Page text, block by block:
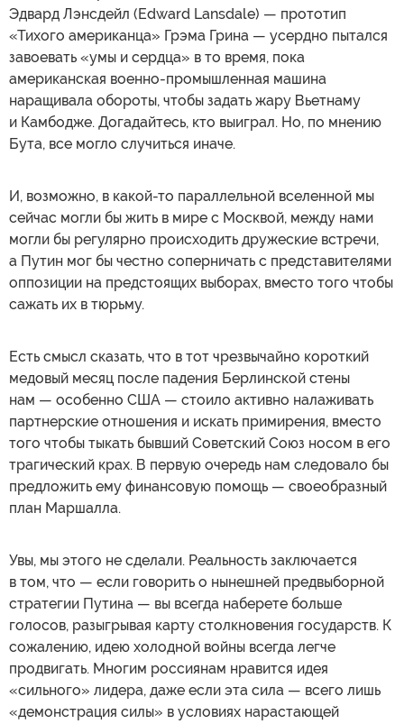
Эдвард Лэнсдейл (Edward Lansdale) — прототип
«Тихого американца» Грэма Грина — усердно пытался
завоевать «умы и сердца» в то время, пока
американская военно-промышленная машина
наращивала обороты, чтобы задать жару Вьетнаму
и Камбодже. Догадайтесь, кто выиграл. Но, по мнению
Бута, все могло случиться иначе.
И, возможно, в какой-то параллельной вселенной мы
сейчас могли бы жить в мире с Москвой, между нами
могли бы регулярно происходить дружеские встречи,
а Путин мог бы честно соперничать с представителями
оппозиции на предстоящих выборах, вместо того чтобы
сажать их в тюрьму.
Есть смысл сказать, что в тот чрезвычайно короткий
медовый месяц после падения Берлинской стены
нам — особенно США — стоило активно налаживать
партнерские отношения и искать примирения, вместо
того чтобы тыкать бывший Советский Союз носом в его
трагический крах. В первую очередь нам следовало бы
предложить ему финансовую помощь — своеобразный
план Маршалла.
Увы, мы этого не сделали. Реальность заключается
в том, что — если говорить о нынешней предвыборной
стратегии Путина — вы всегда наберете больше
голосов, разыгрывая карту столкновения государств. К
сожалению, идею холодной войны всегда легче
продвигать. Многим россиянам нравится идея
«сильного» лидера, даже если эта сила — всего лишь
«демонстрация силы» в условиях нарастающей